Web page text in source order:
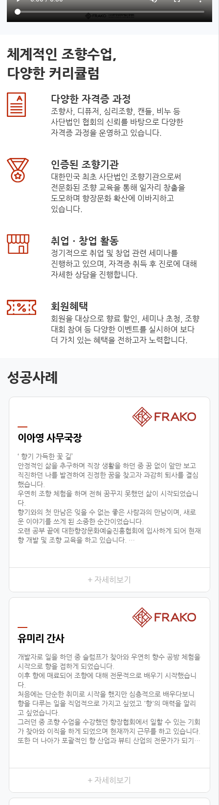
체계적인 조향수업,
다양한 커리큘럼
다양한 자격증 과정
조향사, 디퓨저, 심리조향, 캔들, 비누 등
사단법인 협회의 신뢰를 바탕으로 다양한
자격증 과정을 운영하고 있습니다.
인증된 조향기관
대한민국 최초 사단법인 조향기관으로써
전문화된 조향 교육을 통해 일자리 창출을
도모하며 향장문화 확산에 이바지하고
있습니다.
취업ㆍ창업 활동
정기적으로 취업 및 창업 관련 세미나를
진행하고 있으며, 자격증 취득 후 진로에 대해
자세한 상담을 진행합니다.
회원혜택
회원을 대상으로 향료 할인, 세미나 초청, 조향
대회 참여 등 다양한 이벤트를 실시하여 보다
더 가치 있는 혜택을 전하고자 노력합니다.
성공사례
이아영 사무국장
‘ 향기 가득한 꽃 길’
안정적인 삶을 추구하며 직장 생활을 하던 중 꿈 없이 앞만 보고
직진하던 나를 발견하여 진정한 꿈을 찾고자 과감히 퇴사를 결심
했습니다.
우연히 조향 체험을 하며 전혀 꿈꾸지 못했던 삶이 시작되었습니
다.
향기와의 첫 만남은 잊을 수 없는 좋은 사람과의 만남이며, 새로
운 이야기를 쓰게 된 소중한 순간이었습니다.
오랜 공부 끝에 대한향장문화예술진흥협회에 입사하게 되어 현재
향 개발 및 조향 교육을 하고 있습니다.
교육 시, 창작자의 의도를 파악하기 위해 교육생 분들과 긴밀한
소통을 하며, 디테일한 조향 스킬을 코칭하고 있습니다.여러분 마
삶의 향기를 마음으로 맡을 수 있는 그날까지 대한향장문화예술
+ 자세히보기
유미리 간사
개발자로 일을 하던 중 슬럼프가 찾아와 우연히 향수 공방 체험을
시작으로 향을 접하게 되었습니다.
이후 향에 매료되어 조향에 대해 전문적으로 배우기 시작했습니
다.
처음에는 단순한 취미로 시작을 했지만 심층적으로 배우다보니
향을 다루는 일을 직업적으로 가지고 싶었고 '향'의 매력을 알리
고 싶었습니다.
그러던 중 조향 수업을 수강했던 향장협회에서 일할 수 있는 기회
가 찾아와 이직을 하게 되었으며 현재까지 근무를 하고 있습니다.
또한 더 나아가 포괄적인 향 산업과 뷰티 산업의 전문가가 되기
시작한다며 우려했지만
+ 자세히보기